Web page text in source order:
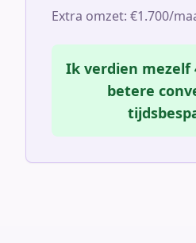
Extra omzet: €1.700/
Ik verdien mezelf
betere